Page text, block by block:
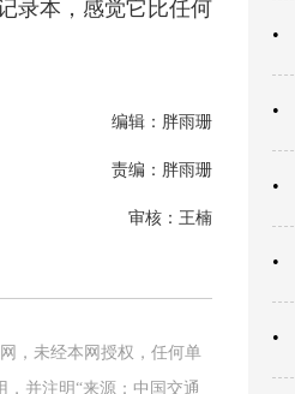
录本，感觉它比任何
编辑：胖雨珊
责编：胖雨珊
审核：王楠
，未经本网授权，任何单
并注明“来源：中国交通